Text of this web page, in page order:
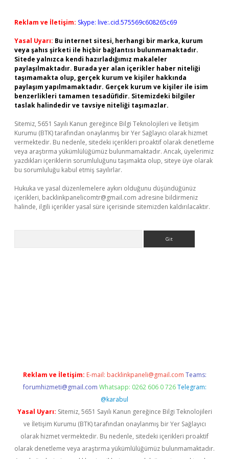
Reklam ve İletişim: Skype: live:.cid.575569c608265c69
Yasal Uyarı: Bu internet sitesi, herhangi bir marka, kurum
veya şahıs şirketi ile hiçbir bağlantısı bulunmamaktadır.
Sitede yalnızca kendi hazırladığımız makaleler
paylaşılmaktadır. Burada yer alan içerikler haber niteliği
taşımamakta olup, gerçek kurum ve kişiler hakkında
paylaşım yapılmamaktadır. Gerçek kurum ve kişiler ile isim
benzerlikleri tamamen tesadüfidir. Sitemizdeki bilgiler
taslak halindedir ve tavsiye niteliği taşımazlar.
Sitemiz, 5651 Sayılı Kanun gereğince Bilgi Teknolojileri ve İletişim
Kurumu (BTK) tarafından onaylanmış bir Yer Sağlayıcı olarak hizmet
vermektedir. Bu nedenle, sitedeki içerikleri proaktif olarak denetleme
veya araştırma yükümlülüğümüz bulunmamaktadır. Ancak, üyelerimiz
yazdıkları içeriklerin sorumluluğunu taşımakta olup, siteye üye olarak
bu sorumluluğu kabul etmiş sayılırlar.
Hukuka ve yasal düzenlemelere aykırı olduğunu düşündüğünüz
içerikleri, backlinkpanelicomtr@gmail.com adresine bildirmeniz
halinde, ilgili içerikler yasal süre içerisinde sitemizden kaldırılacaktır.
Reklam ve İletişim: E-mail: backlinkpaneli@gmail.com Teams:
forumhizmeti@gmail.com Whatsapp: 0262 606 0 726 Telegram:
@karabul
Yasal Uyarı: Sitemiz, 5651 Sayılı Kanun gereğince Bilgi Teknolojileri
ve İletişim Kurumu (BTK) tarafından onaylanmış bir Yer Sağlayıcı
olarak hizmet vermektedir. Bu nedenle, sitedeki içerikleri proaktif
olarak denetleme veya araştırma yükümlülüğümüz bulunmamaktadır.